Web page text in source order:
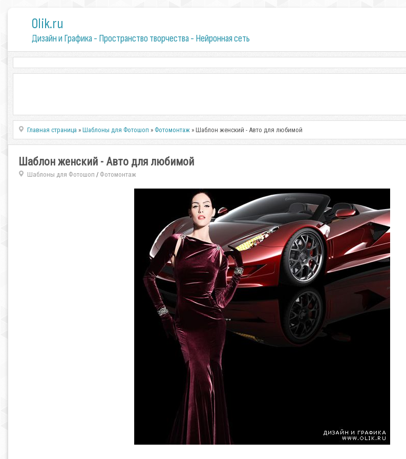
0lik.ru
Дизайн и Графика - Пространство творчества - Нейронная сеть
Главная страница »Шаблоны для Фотошоп » Фотомонтаж » Шаблон женский - Авто для любимой
Шаблон женский - Авто для любимой
Шаблоны для Фотошоп / Фотомонтаж